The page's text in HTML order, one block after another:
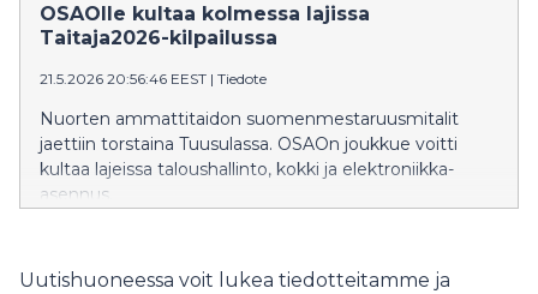
OSAOlle kultaa kolmessa lajissa
Taitaja2026-kilpailussa
21.5.2026 20:56:46 EEST | Tiedote
Nuorten ammattitaidon suomenmestaruusmitalit
jaettiin torstaina Tuusulassa. OSAOn joukkue voitti
kultaa lajeissa taloushallinto, kokki ja elektroniikka-
asennus.
Uutishuoneessa voit lukea tiedotteitamme ja